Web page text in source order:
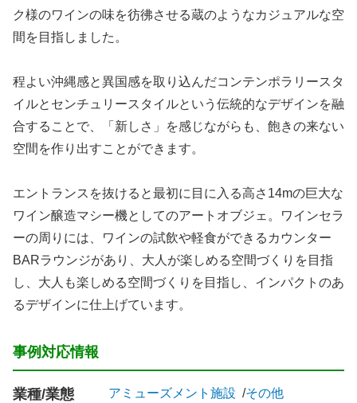
ク様のワインの味を彷彿させる蔵のようなカジュアルな空
間を目指しました。
程よい沖縄感と異国感を取り込んだコンテンポラリースタ
イルとセンチュリースタイルという伝統的なデザインを融
合することで、「新しさ」を感じながらも、飽きの来ない
空間を作り出すことができます。
エントランスを抜けると最初に目に入る高さ14mの巨大な
ワイン醸造マシー機としてのアートオブジェ。ワインセラ
ーの周りには、ワインの試飲や軽食ができるカウンター
BARラウンジがあり、大人が楽しめる空間づくりを目指
し、大人も楽しめる空間づくりを目指し、インパクトのあ
るデザインに仕上げています。
事例対応情報
業種/業態 アミューズメント施設 その他